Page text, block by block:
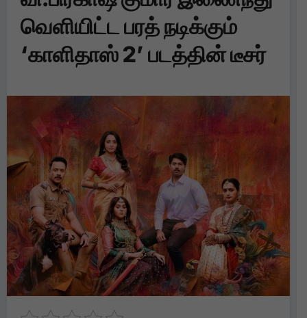
வெளியிட்ட பரத் நடிக்கும்
‘காளிதாஸ் 2’ படத்தின் டீசர்